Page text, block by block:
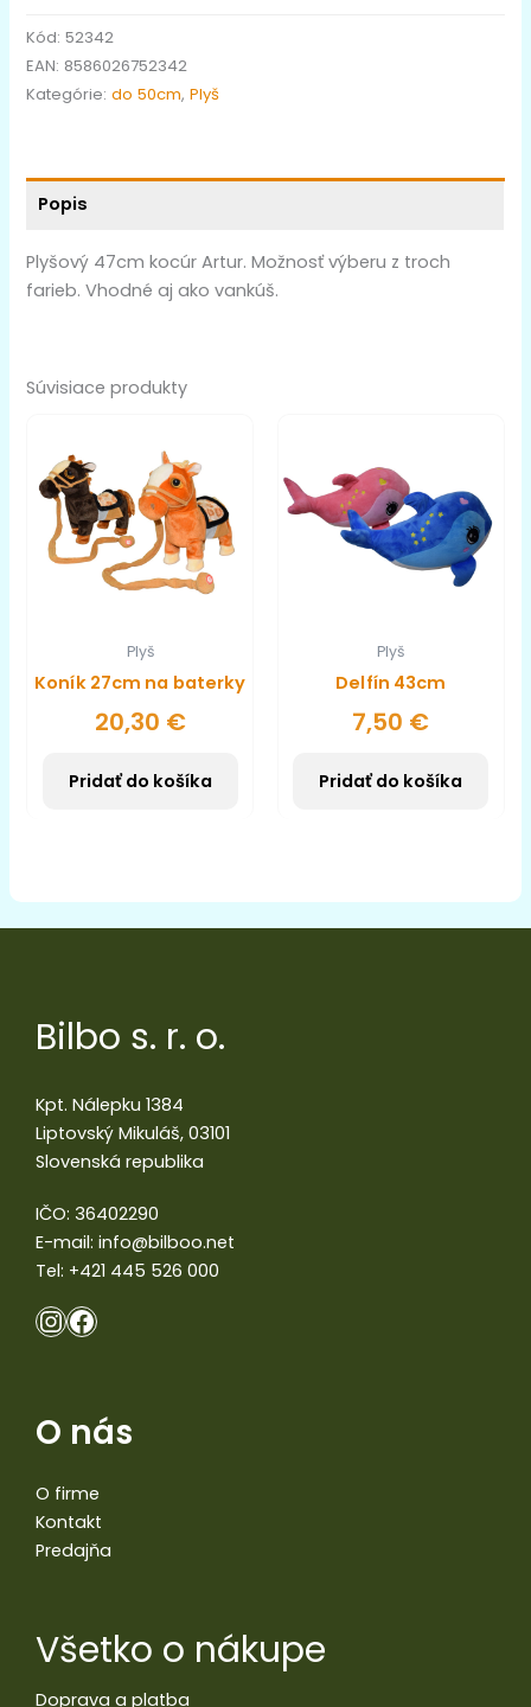
Kód:52342
EAN: 8586026752342
Kategórie:do 50cm,Plyš
Popis
Plyšový 47cm kocúr Artur. Možnosť výberu z troch
farieb. Vhodné aj ako vankúš.
Súvisiace produkty
Plyš
Koník 27cm na baterky
20,30 €
Pridať do košíka
Plyš
Delfín 43cm
7,50 €
Pridať do košíka
Bilbo s. r. o.
Kpt. Nálepku 1384
Liptovský Mikuláš, 03101
Slovenská republika
IČO: 36402290
E-mail: info@bilboo.net
Tel: +421 445 526 000
O nás
O firme
Kontakt
Predajňa
Všetko o nákupe
Doprava a platba